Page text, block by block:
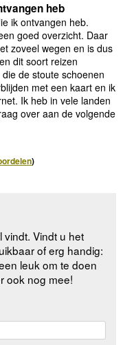
heb
ik ontvangen heb.
goed overzicht. Daar
zoveel wegen en is dus
dit soort reizen
de stoute schoenen
met een kaart en ik
Ik heb in vele landen
over aan de volgende
)
vindt. Vindt u het
of erg handig:
leuk om te doen
ook nog mee!